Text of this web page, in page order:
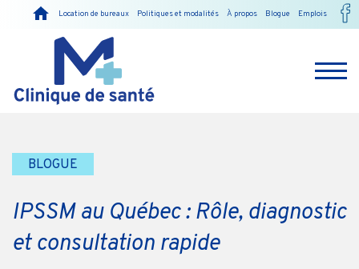
Location de bureaux Politiques et modalités À propos Blogue Emplois
BLOGUE
IPSSM au Québec : Rôle, diagnostic
et consultation rapide